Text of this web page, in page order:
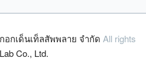
อกเด็นเท็ลสัพพลาย จำกัด All rights
Co., Ltd.